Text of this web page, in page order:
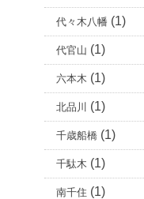
代々木八幡 (1)
代官山 (1)
六本木 (1)
北品川 (1)
千歳船橋 (1)
千駄木 (1)
南千住 (1)